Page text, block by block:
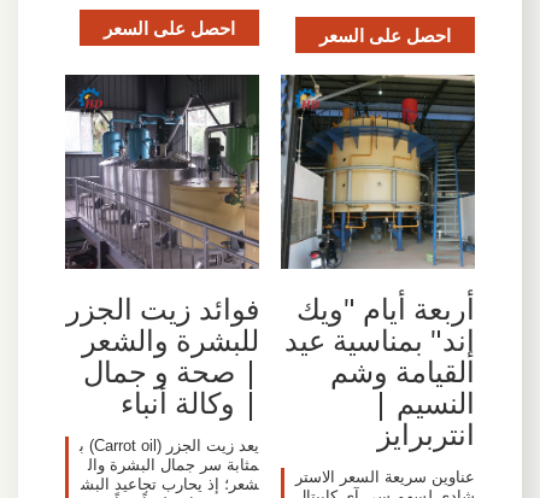
احصل على السعر احصل على السعر
أربعة أيام "ويك
إند" بمناسية عيد
القيامة وشم
النسيم |
انتربرايز
عناوين سريعة السعر الاستر
فوائد زيت الجزر
للبشرة والشعر
| صحة و جمال
| وكالة أنباء
يعد زيت الجزر (Carrot oil) ب
مثابة سر جمال البشرة وال
شعر؛ إذ يحارب تجاعيد البش